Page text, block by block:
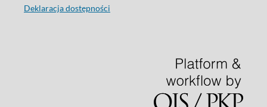
Deklaracja dostępności